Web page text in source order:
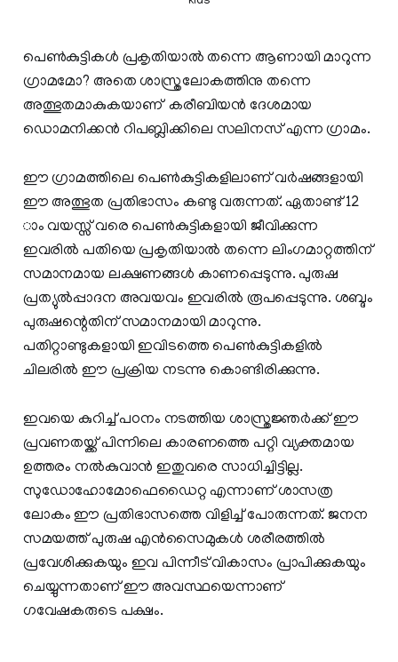
പെണ്‍കുട്ടികള്‍ പ്രകൃതിയാല്‍ തന്നെ ആണായി മാറുന്ന
ഗ്രാമമോ? അതെ ശാസ്ത്രലോകത്തിനു തന്നെ
അത്ഭുതമാകുകയാണ് കരീബിയന്‍ ദേശമായ
ഡൊമനിക്കന്‍ റിപബ്ലിക്കിലെ സലിനസ് എന്ന ഗ്രാമം.
ഈ ഗ്രാമത്തിലെ പെണ്‍കുട്ടികളിലാണ് വര്‍ഷങ്ങളായി
ഈ അത്ഭുത പ്രതിഭാസം കണ്ടു വരുന്നത്. ഏതാണ്ട് 12
ാം വയസ്സ് വരെ പെണ്‍കുട്ടികളായി ജീവിക്കുന്ന
ഇവരില്‍ പതിയെ പ്രകൃതിയാല്‍ തന്നെ ലിംഗമാറ്റത്തിന്
സമാനമായ ലക്ഷണങ്ങള്‍ കാണപ്പെടുന്നു. പുരുഷ
പ്രത്യുല്‍പ്പാദന അവയവം ഇവരില്‍ രൂപപ്പെടുന്നു. ശബ്ദം
പുരുഷന്റെതിന് സമാനമായി മാറുന്നു.
പതിറ്റാണ്ടുകളായി ഇവിടത്തെ പെണ്‍കുട്ടികളില്‍
ചിലരില്‍ ഈ പ്രക്രിയ നടന്നു കൊണ്ടിരിക്കുന്നു.
ഇവയെ കുറിച്ച് പഠനം നടത്തിയ ശാസ്ത്രജ്ഞര്‍ക്ക് ഈ
പ്രവണതയ്ക്ക് പിന്നിലെ കാരണത്തെ പറ്റി വ്യക്തമായ
ഉത്തരം നല്‍കുവാന്‍ ഇതുവരെ സാധിച്ചിട്ടില്ല.
സുഡോഹോമോഫെഡൈറ്റ എന്നാണ് ശാസത്ര
ലോകം ഈ പ്രതിഭാസത്തെ വിളിച്ച് പോരുന്നത്. ജനന
സമയത്ത് പുരുഷ എന്‍സൈമുകള്‍ ശരീരത്തില്‍
പ്രവേശിക്കുകയും ഇവ പിന്നീട് വികാസം പ്രാപിക്കുകയും
ചെയ്യുന്നതാണ് ഈ അവസ്ഥയെന്നാണ്
ഗവേഷകരുടെ പക്ഷം.